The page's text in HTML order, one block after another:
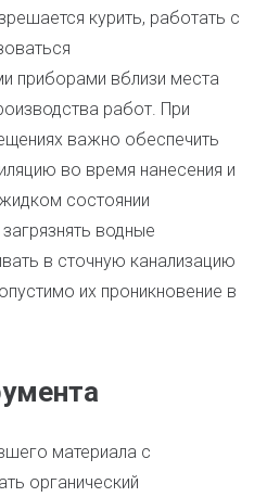
курить, работать с
приборами вблизи места
работ. При
важно обеспечить
во время нанесения и
состоянии
водные
в сточную канализацию
их проникновение в
материала с
органический